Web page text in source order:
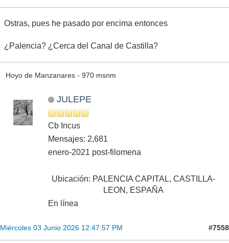
Ostras, pues he pasado por encima entonces
¿Palencia? ¿Cerca del Canal de Castilla?
Hoyo de Manzanares - 970 msnm
JULEPE
Cb Incus
Mensajes: 2,681
enero-2021 post-filomena
Ubicación: PALENCIA CAPITAL, CASTILLA-
LEON, ESPAÑA
En línea
Miércoles 03 Junio 2026 12:47:57 PM #7558